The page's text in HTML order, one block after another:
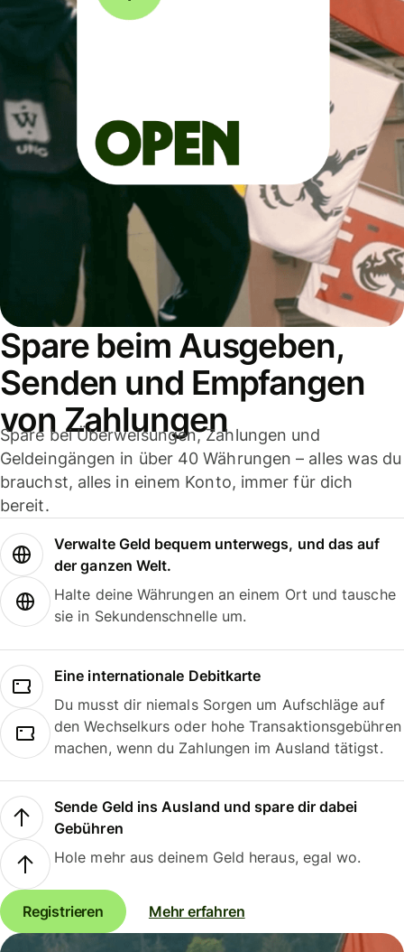
Spare beim Ausgeben,
Senden und Empfangen
von Zahlungen
Spare bei Überweisungen, Zahlungen und
Geldeingängen in über 40 Währungen – alles was du
brauchst, alles in einem Konto, immer für dich
bereit.
Verwalte Geld bequem unterwegs, und das auf
der ganzen Welt.
Halte deine Währungen an einem Ort und tausche
sie in Sekundenschnelle um.
Eine internationale Debitkarte
Du musst dir niemals Sorgen um Aufschläge auf
den Wechselkurs oder hohe Transaktionsgebühren
machen, wenn du Zahlungen im Ausland tätigst.
Sende Geld ins Ausland und spare dir dabei
Gebühren
Hole mehr aus deinem Geld heraus, egal wo.
Registrieren Mehr erfahren